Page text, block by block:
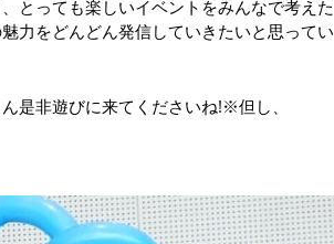
とっても楽しいイベントをみんなで考えた
力をどんどん発信していきたいと思ってい
是非遊びに来てくださいね!※但し、